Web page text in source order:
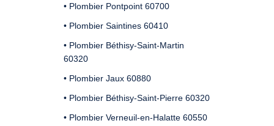
• Plombier Pontpoint 60700
• Plombier Saintines 60410
• Plombier Béthisy-Saint-Martin
60320
• Plombier Jaux 60880
• Plombier Béthisy-Saint-Pierre 60320
• Plombier Verneuil-en-Halatte 60550